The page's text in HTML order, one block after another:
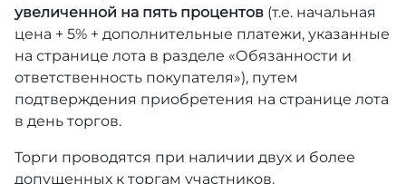
увеличенной на пять процентов (т.е. начальная
цена + 5% + дополнительные платежи, указанные
на странице лота в разделе «Обязанности и
ответственность покупателя»), путем
подтверждения приобретения на странице лота
в день торгов.
Торги проводятся при наличии двух и более
допущенных к торгам участников.